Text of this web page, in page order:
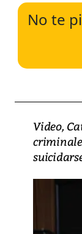
No te
Video,